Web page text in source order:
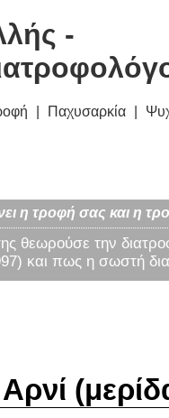
-
Παχυσαρκία
η τροφή σας και η
θεωρούσε την
και πως η σωστή